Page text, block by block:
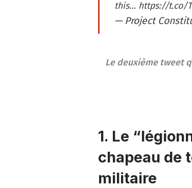
this… https://t.co/
— Project
Le deuxième tweet
1. Le
chapeau de
militaire